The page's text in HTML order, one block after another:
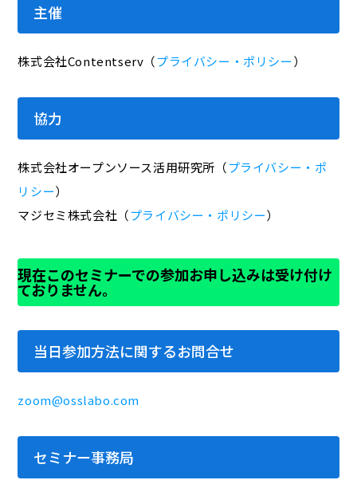
主催
株式会社Contentserv（プライバシー・ポリシー）
協力
株式会社オープンソース活用研究所（プライバシー・ポ
リシー）
マジセミ株式会社（プライバシー・ポリシー）
現在このセミナーでの参加お申し込みは受け付け
ておりません。
当日参加方法に関するお問合せ
zoom@osslabo.com
セミナー事務局